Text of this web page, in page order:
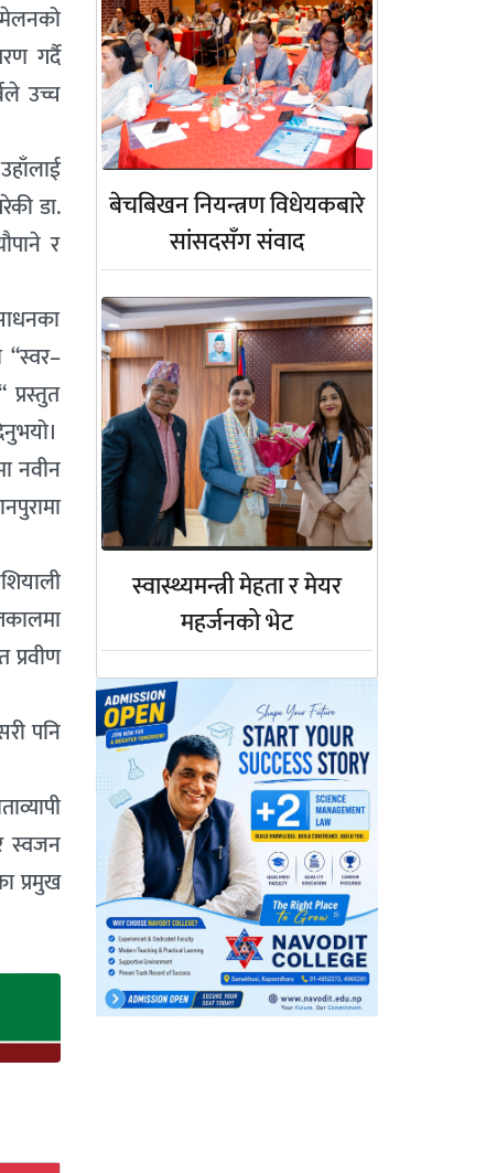
गर्दै
उच्च
डा.
र
नवीन
प्रवीण
पनि
स्वजन
प्रमुख
बेचबिखन नियन्त्रण विधेयकबारे
सांसदसँग संवाद
स्वास्थ्यमन्त्री मेहता र मेयर
महर्जनको भेट